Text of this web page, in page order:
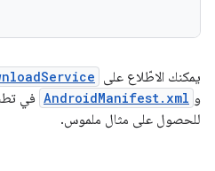
يمكنك الاطّلاع على
و AndroidManifest.xml
للحصول على مثال ملموس.